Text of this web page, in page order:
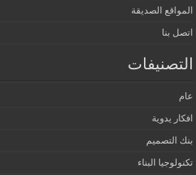
المواقع الصديقة
اتصل بنا
التصنيفات
عام
افكار يدوية
بنك التصميم
تكنولوجيا البناء